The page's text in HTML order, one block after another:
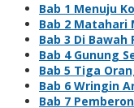
Bab 1 Menuju
Bab 2 Matahari
Bab 3 Di
Bab 4 Gunung
Bab 5 Tiga
Bab 6 Wringin
Bab 7